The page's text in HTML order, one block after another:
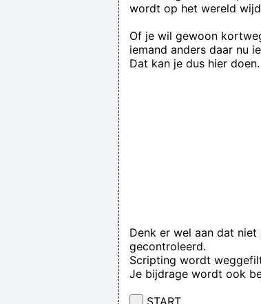
wordt op het wereld
Of je wil gewoon
iemand anders daar nu
Dat kan je dus hier doen.
Denk er wel aan dat
gecontroleerd.
Scripting wordt
Je bijdrage wordt ook
START